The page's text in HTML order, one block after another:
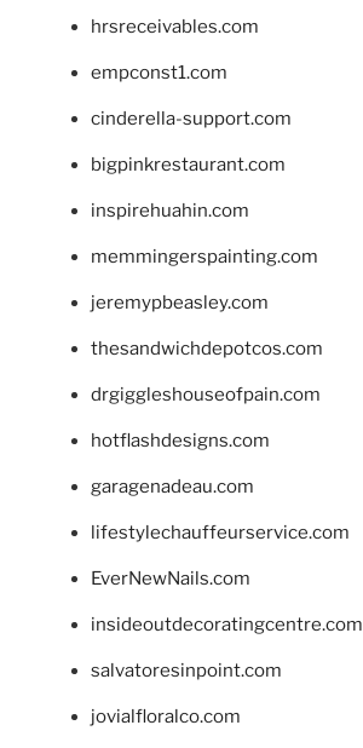
hrsreceivables.com
empconst1.com
cinderella-support.com
bigpinkrestaurant.com
inspirehuahin.com
memmingerspainting.com
jeremypbeasley.com
thesandwichdepotcos.com
drgiggleshouseofpain.com
hotflashdesigns.com
garagenadeau.com
lifestylechauffeurservice.com
EverNewNails.com
insideoutdecoratingcentre.com
salvatoresinpoint.com
jovialfloralco.com